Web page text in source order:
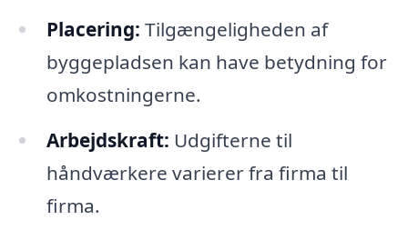
Placering: Tilgængeligheden af
byggepladsen kan have betydning for
omkostningerne.
Arbejdskraft: Udgifterne til
håndværkere varierer fra firma til
firma.